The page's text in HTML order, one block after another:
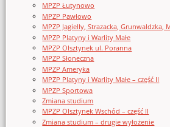
MPZP Łutynowo
MPZP Pawłowo
MPZP Jagielly, Strazacka, Grunwaldzka,
MPZP Platyny i Warlity Małe
MPZP Olsztynek ul. Poranna
MPZP Słoneczna
MPZP Ameryka
MPZP Platyny i Warlity Małe – część II
MPZP Sportowa
Zmiana studium
MPZP Olsztynek Wschód – część II
Zmiana studium – drugie wyłożenie